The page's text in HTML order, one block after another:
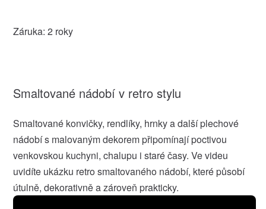
Záruka: 2 roky
Smaltované nádobí v retro stylu
Smaltované konvičky, rendlíky, hrnky a další plechové
nádobí s malovaným dekorem připomínají poctivou
venkovskou kuchyni, chalupu i staré časy. Ve videu
uvidíte ukázku retro smaltovaného nádobí, které působí
útulně, dekorativně a zároveň prakticky.